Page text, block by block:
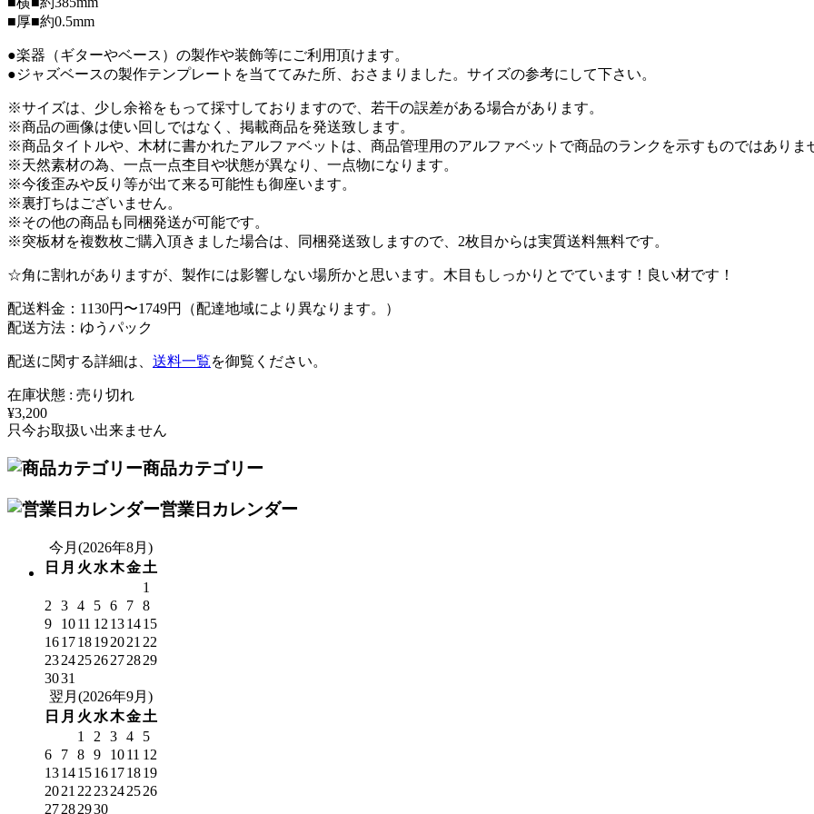
■厚■約0.5mm
●楽器（ギターやベース）の製作や装飾等にご利用頂けます。
●ジャズベースの製作テンプレートを当ててみた所、おさまりました。サイズの参考にして下さい。
※サイズは、少し余裕をもって採寸しておりますので、若干の誤差がある場合があります。
※商品の画像は使い回しではなく、掲載商品を発送致します。
※商品タイトルや、木材に書かれたアルファベットは、商品管理用のアルファベットで商品のランクを示すものではありま
※天然素材の為、一点一点杢目や状態が異なり、一点物になります。
※今後歪みや反り等が出て来る可能性も御座います。
※裏打ちはございません。
※その他の商品も同梱発送が可能です。
※突板材を複数枚ご購入頂きました場合は、同梱発送致しますので、2枚目からは実質送料無料です。
☆角に割れがありますが、製作には影響しない場所かと思います。木目もしっかりとでています！良い材です！
配送料金：1130円〜1749円（配達地域により異なります。）
配送方法：ゆうパック
配送に関する詳細は、 送料一覧を御覧ください。
在庫状態 : 売り切れ
¥3,200
只今お取扱い出来ません
商品カテゴリー
営業日カレンダー
今月(2026年8月)
日 月 火 水木金土
1
2
3 4 5 6 7 8
9
1011 12 131415
161718192021 22
23242526272829
3031
翌月(2026年9月)
日 月 火 水木金土
1
2 3 4
5
6
7 8 9 1011 12
13141516171819
2021 22 23242526
27282930